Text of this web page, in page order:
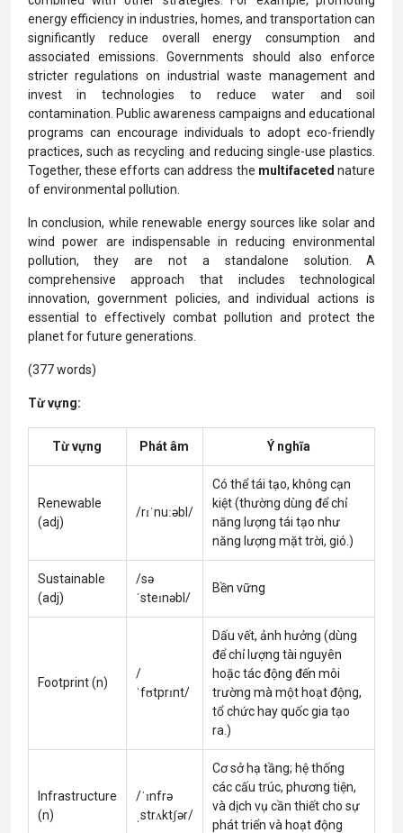
energy efficiency in industries, homes, and transportation can
significantly reduce overall energy consumption and
associated emissions. Governments should also enforce
stricter regulations on industrial waste management and
invest in technologies to reduce water and soil
contamination. Public awareness campaigns and educational
programs can encourage individuals to adopt eco-friendly
practices, such as recycling and reducing single-use plastics.
Together, these efforts can address the multifaceted nature
of environmental pollution.
In conclusion, while renewable energy sources like solar and
wind power are indispensable in reducing environmental
pollution, they are not a standalone solution. A
comprehensive approach that includes technological
innovation, government policies, and individual actions is
essential to effectively combat pollution and protect the
planet for future generations.
(377 words)
Từ vựng:
Từ vựng Phát âm Ý nghĩa
Renewable
(adj)
/rɪˈnuːəbl/
Có thể tái tạo, không cạn
kiệt (thường dùng để chỉ
năng lượng tái tạo như
năng lượng mặt trời, gió.)
Sustainable
(adj)
/sə
ˈsteɪnəbl/
Bền vững
Footprint (n)
/
ˈfʊtprɪnt/
Dấu vết, ảnh hưởng (dùng
để chỉ lượng tài nguyên
hoặc tác động đến môi
trường mà một hoạt động,
tổ chức hay quốc gia tạo
ra.)
Infrastructure
(n)
/ˈɪnfrə
ˌstrʌktʃər/
Cơ sở hạ tầng; hệ thống
các cấu trúc, phương tiện,
và dịch vụ cần thiết cho sự
phát triển và hoạt động